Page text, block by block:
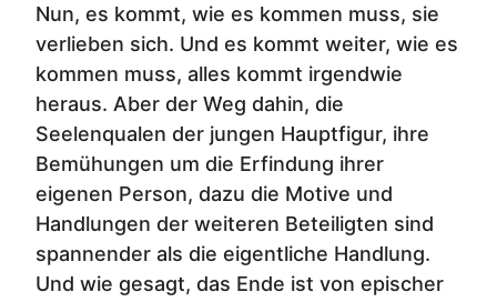
Nun, es kommt, wie es kommen muss, sie
verlieben sich. Und es kommt weiter, wie es
kommen muss, alles kommt irgendwie
heraus. Aber der Weg dahin, die
Seelenqualen der jungen Hauptfigur, ihre
Bemühungen um die Erfindung ihrer
eigenen Person, dazu die Motive und
Handlungen der weiteren Beteiligten sind
spannender als die eigentliche Handlung.
Und wie gesagt, das Ende ist von epischer